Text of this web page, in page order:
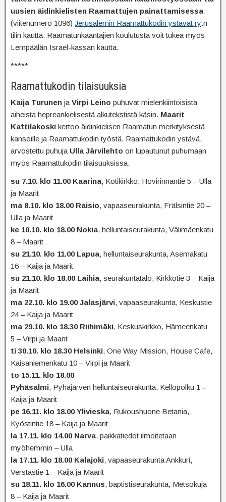
uusien äidinkielisten Raamattujen painattamisessa
(viitenumero 1096) Jerusalemin Raamattukodin ystävät ry:n
tilin kautta. Raamatunkääntäjien koulutusta voit tukea myös
Lempäälän Israel-kassan kautta.
*****
Raamattukodin tilaisuuksia
Kaija Turunen ja Virpi Leino puhuvat mielenkiintoisista
aiheista hepreankielisestä alkutekstistä käsin. Maarit
Kattilakoski kertoo äidinkielisen Raamatun merkityksestä
kansoille ja Raamattukodin työstä. Raamattukodin ystävä,
arvostettu puhuja Ulla Järvilehto on lupautunut puhumaan
myös Raamattukodin tilaisuuksissa.
su 7.10. klo 11.00 Kaarina, Kotikirkko, Hovirinnantie 5 – Ulla
ja Maarit
ma 8.10. klo 18.00 Raisio, vapaaseurakunta, Frälsintie 20 –
Ulla ja Maarit
ke 10.10. klo 18.00 Nokia, helluntaiseurakunta, Välimäenkatu
8 – Maarit
su 21.10. klo 11.00 Lapua, helluntaiseurakunta, Asemakatu
16 – Kaija ja Maarit
su 21.10. klo 18.00 Laihia, seurakuntatalo, Kirkkotie 3 – Kaija
ja Maarit
ma 22.10. klo 19.00 Jalasjärvi, vapaaseurakunta, Keskustie
24 – Kaija ja Maarit
ma 29.10. klo 18.30 Riihimäki, Keskuskirkko, Hämeenkatu
5 – Virpi ja Maarit
ti 30.10. klo 18.30 Helsinki, One Way Mission, House Cafe,
Kaisaniemenkatu 10 – Virpi ja Maarit
to 15.11. klo 18.00
Pyhäsalmi, Pyhäjärven helluntaiseurakunta, Kellopolku 1 –
Kaija ja Maarit
pe 16.11. klo 18.00 Ylivieska, Rukoushuone Betania,
Kyöstintie 18 – Kaija ja Maarit
la 17.11. klo 14.00 Narva, paikkatiedot ilmoitetaan
myöhemmin – Ulla
la 17.11. klo 18.00 Kalajoki, vapaaseurakunta Ankkuri,
Verstastie 1 – Kaija ja Maarit
su 18.11. klo 16.00 Kannus, baptistiseurakunta, Metsokuja
8 – Kaija ja Maarit